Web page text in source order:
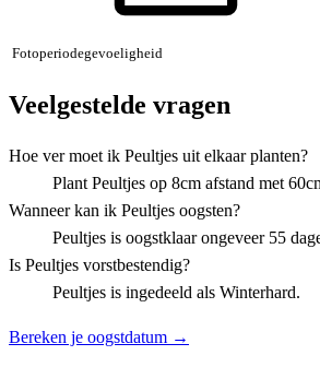
Fotoperiodegevoeligheid
Veelgestelde vragen
Hoe ver moet ik Peultjes uit elkaar planten?
Plant Peultjes op 8cm afstand met
Wanneer kan ik Peultjes oogsten?
Peultjes is oogstklaar ongeveer 55
Is Peultjes vorstbestendig?
Peultjes is ingedeeld als Winterhard.
Bereken je oogstdatum →